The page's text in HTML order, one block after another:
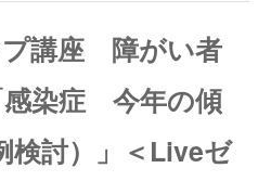
講座 障がい者
感染症 今年の傾
検討）」＜Liveゼ